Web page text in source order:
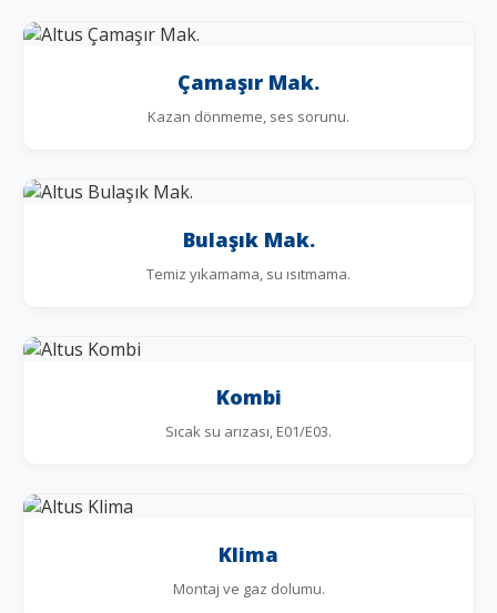
Çamaşır Mak.
Kazan dönmeme, ses sorunu.
Bulaşık Mak.
Temiz yıkamama, su ısıtmama.
Kombi
Sıcak su arızası, E01/E03.
Klima
Montaj ve gaz dolumu.